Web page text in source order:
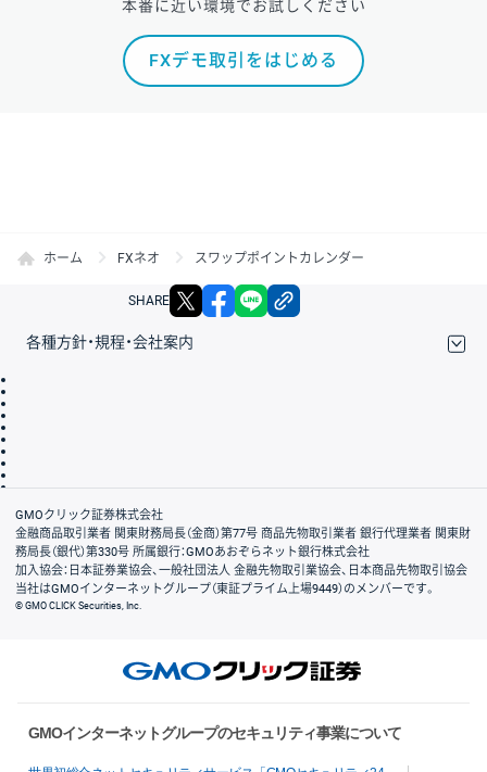
本番に近い環境でお試しください
FXデモ取引をはじめる
ホーム FXネオ スワップポイントカレンダー
SHARE X facebook
各種方針・規程・会社案内
会社案内
GMOクリック証券株式会社
金融商品取引業者 関東財務局長（金商）第77号 商品先物取引業者 銀行代理業者 関東財
務局長（銀代）第330号 所属銀行：GMOあおぞらネット銀行株式会社
加入協会：日本証券業協会、一般社団法人 金融先物取引業協会、日本商品先物取引協会
当社はGMOインターネットグループ（東証プライム上場9449）のメンバーです。
© GMO CLICK Securities, Inc.
GMOインターネットグループのセキュリティ事業について